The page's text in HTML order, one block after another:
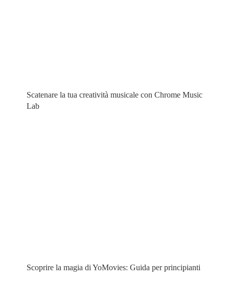
Scatenare la tua creatività musicale con Chrome Music
Lab
Scoprire la magia di YoMovies: Guida per principianti